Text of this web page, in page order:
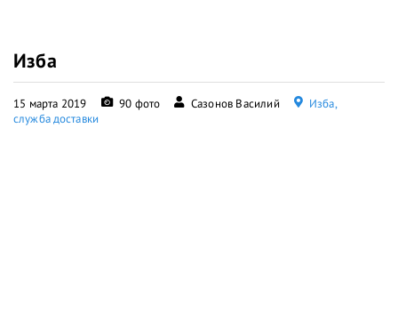
Изба
15 марта 2019 90 фото Сазонов Василий
Изба,
служба доставки